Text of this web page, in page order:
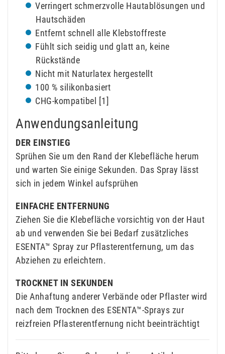
Verringert schmerzvolle Hautablösungen und
Hautschäden
Entfernt schnell alle Klebstoffreste
Fühlt sich seidig und glatt an, keine
Rückstände
Nicht mit Naturlatex hergestellt
100 % silikonbasiert
CHG-kompatibel [1]
Anwendungsanleitung
DER EINSTIEG
Sprühen Sie um den Rand der Klebefläche herum
und warten Sie einige Sekunden. Das Spray lässt
sich in jedem Winkel aufsprühen
EINFACHE ENTFERNUNG
Ziehen Sie die Klebefläche vorsichtig von der Haut
ab und verwenden Sie bei Bedarf zusätzliches
ESENTA™ Spray zur Pflasterentfernung, um das
Abziehen zu erleichtern.
TROCKNET IN SEKUNDEN
Die Anhaftung anderer Verbände oder Pflaster wird
nach dem Trocknen des ESENTA™-Sprays zur
reizfreien Pflasterentfernung nicht beeinträchtigt